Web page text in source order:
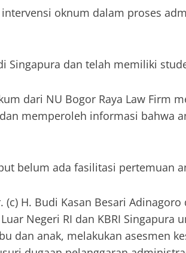
oknum dalam proses
Singapura dan telah memiliki
dari NU Bogor Raya Law Firm
memperoleh informasi bahwa
belum ada fasilitasi pertemuan
H. Budi Kasan Besari
Negeri RI dan KBRI Singapura
dan anak, melakukan asesmen